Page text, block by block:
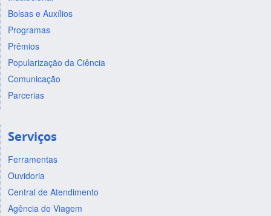
Bolsas e Auxílios
Programas
Prêmios
Popularização da Ciência
Comunicação
Parcerias
Serviços
Ferramentas
Ouvidoria
Central de Atendimento
Agência de Viagem